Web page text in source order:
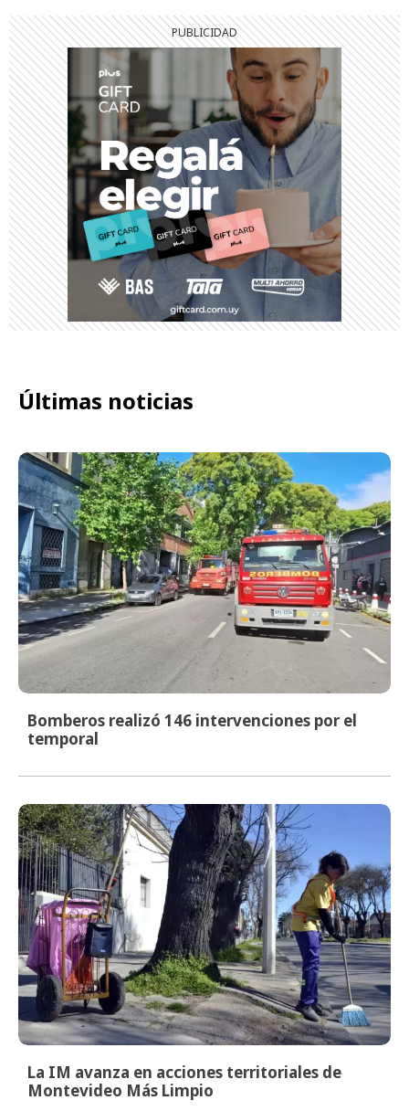
Últimas noticias
Bomberos realizó 146 intervenciones por el
temporal
La IM avanza en acciones territoriales de
Montevideo Más Limpio